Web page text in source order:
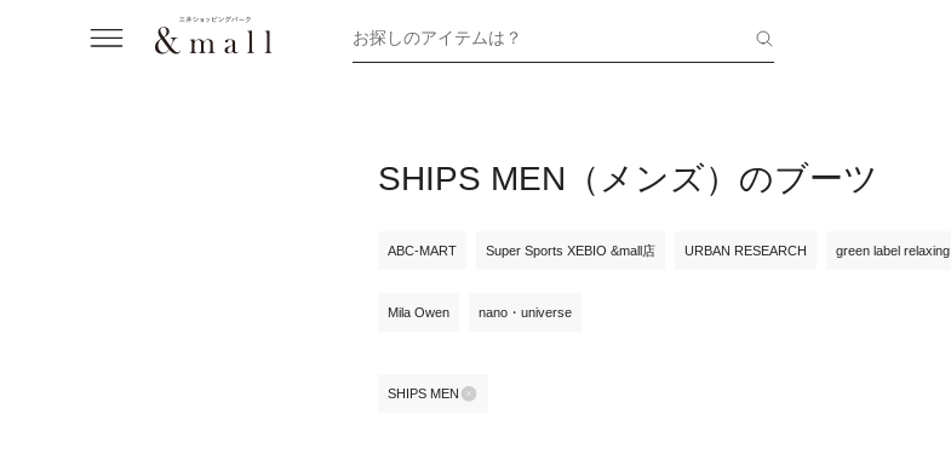
お探しのアイテムは？
SHIPS MEN（メンズ）のブーツ
ABC-MART Super Sports XEBIO &mall店 URBAN RESEARCH green label relaxing
Mila Owen nano・universe
SHIPS MEN